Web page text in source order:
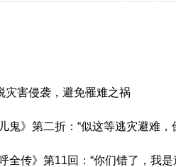
灾害侵袭，避免罹难之祸
鬼》第二折：“似这等逃灾避难，
全传》第11回：“你们错了，我